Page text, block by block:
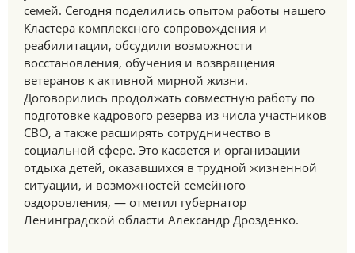
семей. Сегодня поделились опытом работы нашего
Кластера комплексного сопровождения и
реабилитации, обсудили возможности
восстановления, обучения и возвращения
ветеранов к активной мирной жизни.
Договорились продолжать совместную работу по
подготовке кадрового резерва из числа участников
СВО, а также расширять сотрудничество в
социальной сфере. Это касается и организации
отдыха детей, оказавшихся в трудной жизненной
ситуации, и возможностей семейного
оздоровления, — отметил губернатор
Ленинградской области Александр Дрозденко.